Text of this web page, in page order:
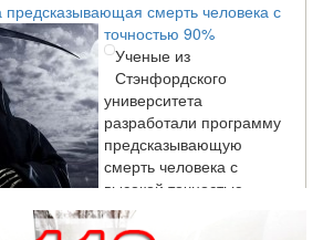
точностью 90%
Ученые из
Стэнфордского
университета
разработали программу
предсказывающую
смерть человека с
высокой точностью.